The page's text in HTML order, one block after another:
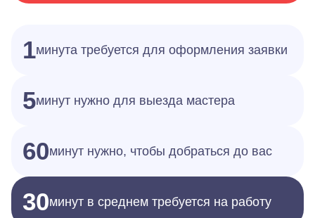
1минута требуется для оформления заявки
5минут нужно для выезда мастера
60минут нужно, чтобы добраться до вас
30минут в среднем требуется на работу